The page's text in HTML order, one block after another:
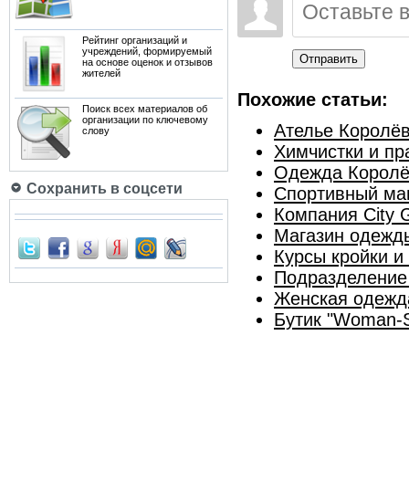
Рейтинг организаций и
учреждений, формируемый
на основе оценок и отзывов
жителей
Поиск всех материалов об
организации по ключевому
слову
Сохранить в соцсети
Отправить
Похожие статьи:
Ателье
Химчистки и
Одежда
Спортивный
Компания City
Магазин
Курсы кройки
Женская
Бутик